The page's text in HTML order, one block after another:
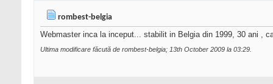
rombest-belgia
Webmaster inca la inceput... stabilit in Belgia din 1999, 30 ani ,
Ultima modificare făcută de rombest-belgia; 13th October 2009 la 03:29